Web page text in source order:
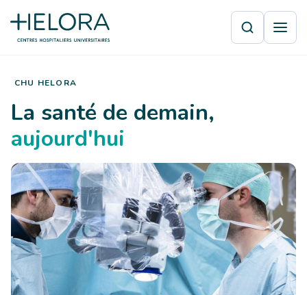
CHU HELORA
La santé de demain,
aujourd'hui